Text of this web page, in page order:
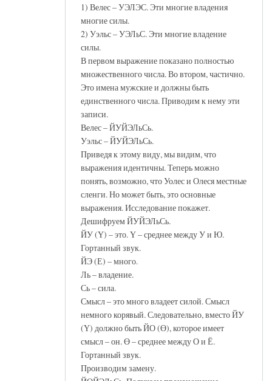
1) Велес – УЭЛЭС. Эти многие владения
многие силы.
2) Уэльс – УЭЛьС. Эти многие владение
силы.
В первом выражение показано полностью
множественного числа. Во втором, частично.
Это имена мужские и должны быть
единственного числа. Приводим к нему эти
записи.
Велес – ЙУЙЭЛьСь.
Уэльс – ЙУЙЭЛьСь.
Приведя к этому виду, мы видим, что
выражения идентичны. Теперь можно
понять, возможно, что Уолес и Олеся местные
сленги. Но может быть, это основные
выражения. Исследование покажет.
Дешифруем ЙУЙЭЛьСь.
ЙУ (Ү) – это. Ү – среднее между У и Ю.
Гортанный звук.
ЙЭ (Е) – много.
Ль – владение.
Сь – сила.
Смысл – это много владеет силой. Смысл
немного корявый. Следовательно, вместо ЙУ
(Ү) должно быть ЙО (Ө), которое имеет
смысл – он. Ө – среднее между О и Ё.
Гортанный звук.
Производим замену.